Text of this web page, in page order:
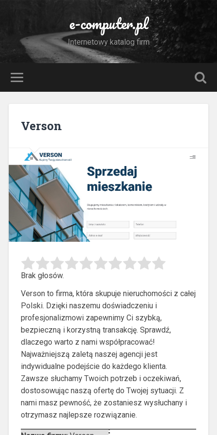
e-computer.pl
Internetowy katalog firm
Verson
Brak głosów.
Verson to firma, która skupuje nieruchomości z całej
Polski. Dzięki naszemu doświadczeniu i
profesjonalizmowi zapewnimy Ci szybką,
bezpieczną i korzystną transakcję. Sprawdź,
dlaczego warto z nami współpracować!
Najważniejszą zaletą naszej agencji jest
indywidualne podejście do każdego klienta.
Zawsze słuchamy Twoich potrzeb i oczekiwań,
dostosowując naszą ofertę do Twojej sytuacji. Z
nami masz pewność, że zostaniesz wysłuchany i
otrzymasz najlepsze rozwiązanie.